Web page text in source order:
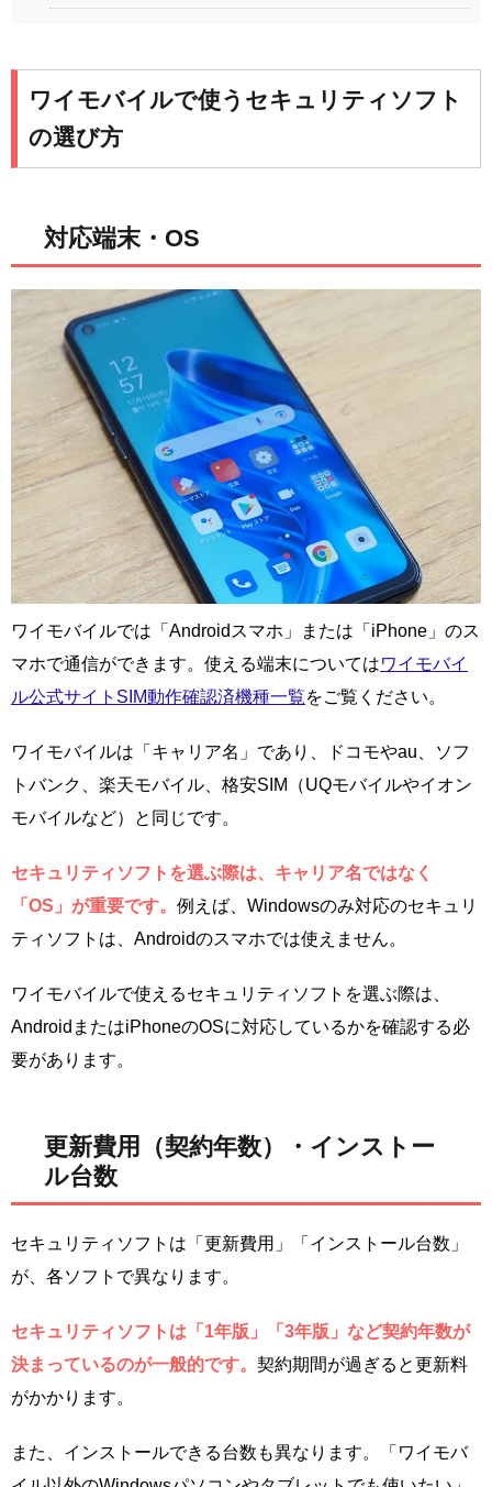
ワイモバイルで使うセキュリティソフト
の選び方
対応端末・OS
ワイモバイルでは「Androidスマホ」または「iPhone」のス
マホで通信ができます。使える端末についてはワイモバイ
ル公式サイトSIM動作確認済機種一覧をご覧ください。
ワイモバイルは「キャリア名」であり、ドコモやau、ソフ
トバンク、楽天モバイル、格安SIM（UQモバイルやイオン
モバイルなど）と同じです。
セキュリティソフトを選ぶ際は、キャリア名ではなく
「OS」が重要です。 例えば、Windowsのみ対応のセキュリ
ティソフトは、Androidのスマホでは使えません。
ワイモバイルで使えるセキュリティソフトを選ぶ際は、
AndroidまたはiPhoneのOSに対応しているかを確認する必
要があります。
更新費用（契約年数）・インストー
ル台数
セキュリティソフトは「更新費用」「インストール台数」
が、各ソフトで異なります。
セキュリティソフトは「1年版」「3年版」など契約年数が
決まっているのが一般的です。 契約期間が過ぎると更新料
がかかります。
また、インストールできる台数も異なります。「ワイモバ